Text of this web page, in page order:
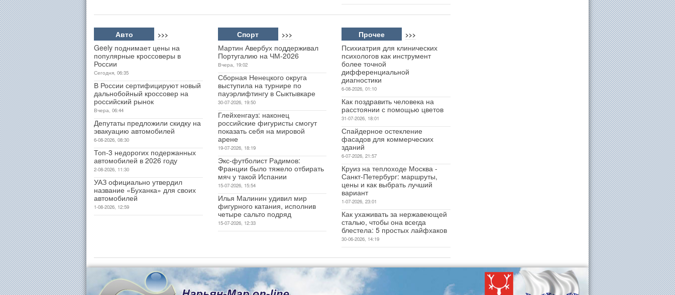
Авто >>>
Geely поднимает цены на
популярные кроссоверы в
России
Сегодня, 06:35
В России сертифицируют новый
дальнобойный кроссовер на
российский рынок
Вчера, 06:44
Депутаты предложили скидку на
эвакуацию автомобилей
6-08-2026, 08:30
Топ-3 недорогих подержанных
автомобилей в 2026 году
2-08-2026, 11:30
УАЗ официально утвердил
название «Буханка» для своих
автомобилей
1-08-2026, 12:59
Спорт >>>
Мартин Авербух поддерживал
Португалию на ЧМ-2026
Вчера, 19:02
Сборная Ненецкого округа
выступила на турнире по
пауэрлифтингу в Сыктывкаре
30-07-2026, 19:50
Глейхенгауз: наконец
российские фигуристы смогут
показать себя на мировой
арене
19-07-2026, 18:19
Экс-футболист Радимов:
Франции было тяжело отбирать
мяч у такой Испании
15-07-2026, 15:54
Илья Малинин удивил мир
фигурного катания, исполнив
четыре сальто подряд
15-07-2026, 12:33
Прочее >>>
Психиатрия для клинических
психологов как инструмент
более точной
дифференциальной
диагностики
6-08-2026, 01:10
Как поздравить человека на
расстоянии с помощью цветов
31-07-2026, 18:01
Спайдерное остекление
фасадов для коммерческих
зданий
6-07-2026, 21:57
Круиз на теплоходе Москва -
Санкт-Петербург: маршруты,
цены и как выбрать лучший
вариант
1-07-2026, 23:01
Как ухаживать за нержавеющей
сталью, чтобы она всегда
блестела: 5 простых лайфхаков
30-06-2026, 14:19